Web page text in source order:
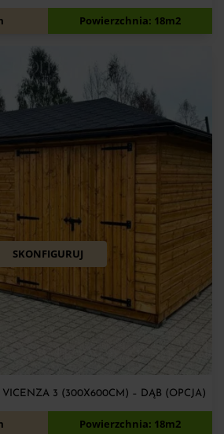
10 950zł
Powierzchnia: 18m2
SKONFIGURUJ
3 (300X600CM) – DĄB (OPCJA)
13 400zł
Powierzchnia: 18m2